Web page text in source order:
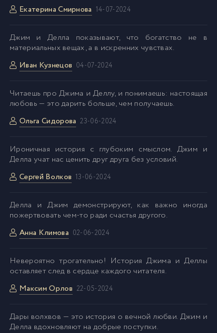
Екатерина Смирнова 14-07-2024
Джим и Делла показывают, что богатство не в
материальных вещах, а в искренних чувствах.
Иван Кузнецов 04-07-2024
Читаешь про Джима и Деллу, и понимаешь: настоящая
любовь — это дарить больше, чем получаешь.
Ольга Сидорова 23-06-2024
Ироничная история с глубоким смыслом. Джим и
Делла учат нас ценить друг друга без условий.
Сергей Волков 13-06-2024
Делла и Джим демонстрируют, как важно иногда
пожертвовать чем-то ради счастья другого.
Анна Климова 02-06-2024
Невероятно трогательно! История Джима и Деллы
оставляет след в сердце каждого читателя.
Максим Орлов 22-05-2024
Дары волхвов — это история о вечной любви. Джим и
Делла вдохновляют на добрые поступки.